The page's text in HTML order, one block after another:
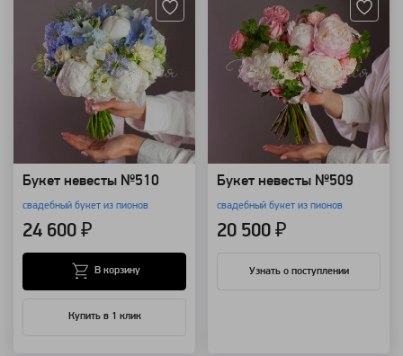
Букет невесты №510
свадебный букет из пионов
24 600 ₽
Купить в 1 клик
В корзину
Букет невесты №509
свадебный букет из пионов
20 500 ₽
Узнать о поступлении